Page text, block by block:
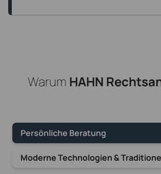
Warum HAHN
Persönliche Beratung
Moderne Technologien &